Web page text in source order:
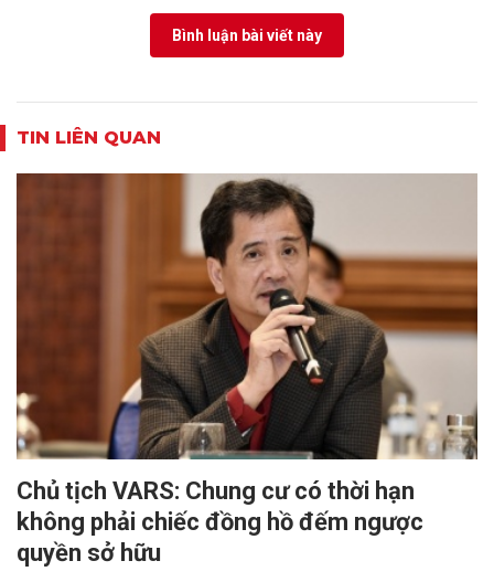
Bình luận bài viết này
TIN LIÊN QUAN
Chủ tịch VARS: Chung cư có thời hạn
không phải chiếc đồng hồ đếm ngược
quyền sở hữu